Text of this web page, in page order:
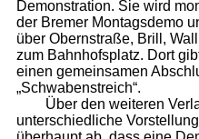
Demonstration. Sie wird
der Bremer Montagsdemo
über Obernstraße, Brill,
zum Bahnhofsplatz. Dort
einen gemeinsamen
„Schwabenstreich“.
Über den weiteren
unterschiedliche